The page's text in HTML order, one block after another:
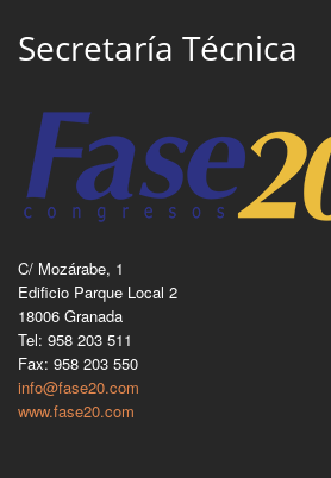
Secretaría Técnica
C/ Mozárabe, 1
Edificio Parque Local 2
18006 Granada
Tel: 958 203 511
Fax: 958 203 550
info@fase20.com
www.fase20.com